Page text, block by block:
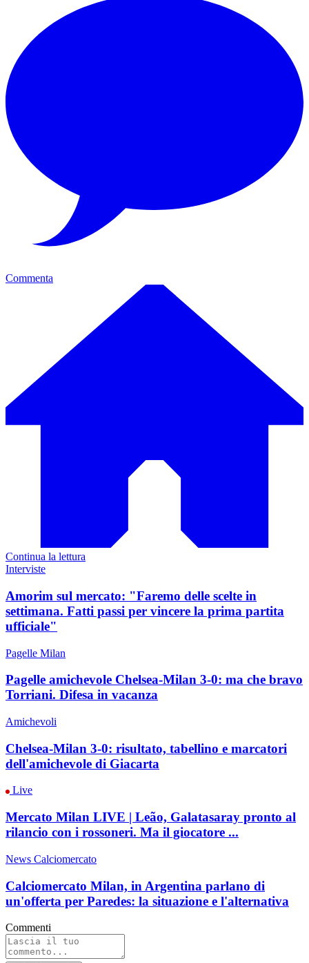
Commenta
Continua la lettura
Interviste
Amorim sul mercato: "Faremo delle scelte in
settimana. Fatti passi per vincere la prima partita
ufficiale"
Pagelle Milan
Pagelle amichevole Chelsea-Milan 3-0: ma che bravo
Torriani. Difesa in vacanza
Amichevoli
Chelsea-Milan 3-0: risultato, tabellino e marcatori
dell'amichevole di Giacarta
Live
Mercato Milan LIVE | Leão, Galatasaray pronto al
rilancio con i rossoneri. Ma il giocatore ...
News Calciomercato
Calciomercato Milan, in Argentina parlano di
un'offerta per Paredes: la situazione e l'alternativa
Commenti